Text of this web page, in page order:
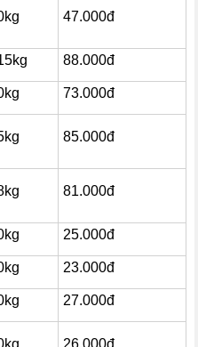
47.000đ
88.000đ
73.000đ
85.000đ
81.000đ
25.000đ
23.000đ
27.000đ
26.000đ